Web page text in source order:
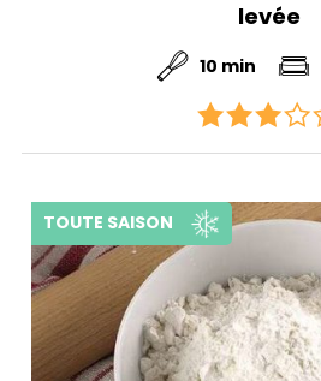
levée
10 min
TOUTE SAISON